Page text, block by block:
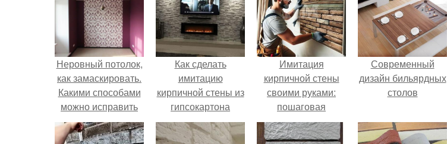
Неровный потолок,
как замаскировать.
Какими способами
можно исправить
низкий и кривой
потолок
Как сделать
имитацию
кирпичной стены из
гипсокартона
своими руками:
пошаговая
Имитация
кирпичной стены
своими руками:
пошаговая
инструкция
Современный
дизайн бильярдных
столов